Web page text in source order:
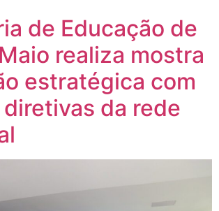
de Educação de
realiza mostra
estratégica com
da rede